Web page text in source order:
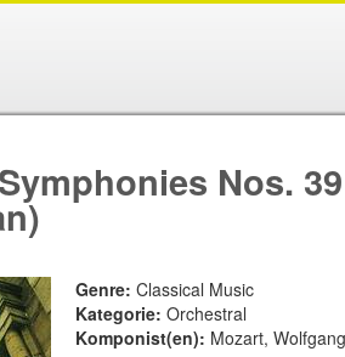
Nos.
Genre: Classical Music
Kategorie: Orchestral
Komponist(en): Mozart,